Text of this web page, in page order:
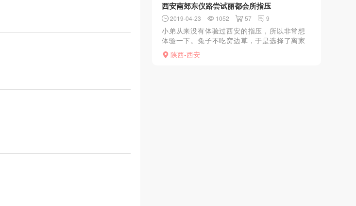
西安南郊东仪路尝试丽都会所指压
2019-04-23 1052 57 9
小弟从来没有体验过西安的指压，所以非常想
体验一下。兔子不吃窝边草，于是选择了离家
比较远的西安南郊这个地方。这个地方号称洗
浴，门口的告示牌显示足疗58元，进去一问，
陕西-西安